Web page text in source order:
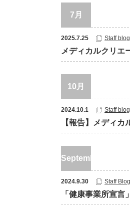
7月
2025.7.25 Staff blog
メディカルクリエ
10月
2024.10.1 Staff blog
【報告】メディ
September
2024.9.30 Staff Blog
「健康事業所宣言